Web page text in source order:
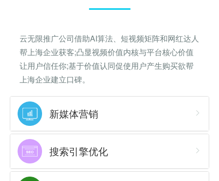
云无限推广公司借助AI算法、短视频矩阵和网红达人
帮上海企业获客;凸显视频价值内核与平台核心价值
让用户信任你;基于价值认同促使用户产生购买欲帮
上海企业建立口碑。
新媒体营销
搜索引擎优化